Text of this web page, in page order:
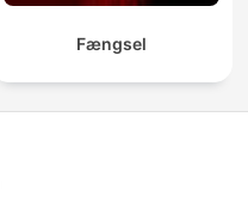
Fængsel